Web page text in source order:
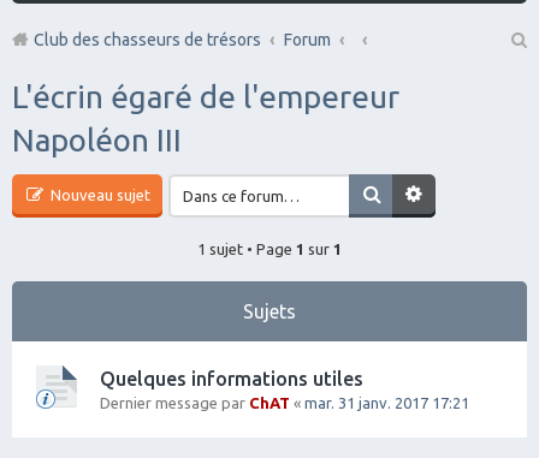
Club des chasseurs de trésors
Forum
L'écrin égaré de l'empereur
Napoléon III
Nouveau sujet
1 sujet • Page 1 sur 1
Sujets
Quelques informations utiles
Dernier message par ChAT « mar. 31 janv. 2017 17:21